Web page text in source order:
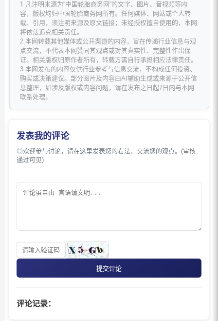
1.凡注明来源为“中国轮胎商务网”的文字、图片、音视频等内
容，版权均归中国轮胎商务网所有。任何媒体、网站或个人转
载、引用，须注明来源及原文链接；未经授权擅自使用的，本网
将依法追究相关责任。
2.本网转载其他媒体或公开渠道的内容，旨在传递行业信息与观
点交流，不代表本网赞同其观点或对其真实性、完整性作出保
证。相关版权归原作者所有，转载方需自行承担相应法律责任。
3.本网发布的内容仅供行业参考与信息交流，不构成任何投资、
购买或决策建议。部分图片及内容由AI辅助生成或来源于公开信
息整理，如涉及版权或内容问题，请在发布之日起7日内与本网
联系处理。
发表我的评论
◎欢迎参与讨论，请在这里发表您的看法、交流您的观点。(审核
通过可见)
提交评论
评论记录：